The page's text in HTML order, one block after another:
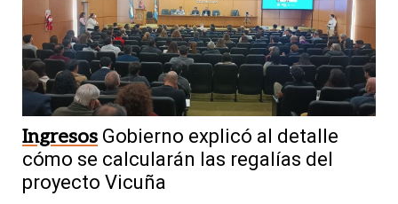
Ingresos Gobierno explicó al detalle
cómo se calcularán las regalías del
proyecto Vicuña